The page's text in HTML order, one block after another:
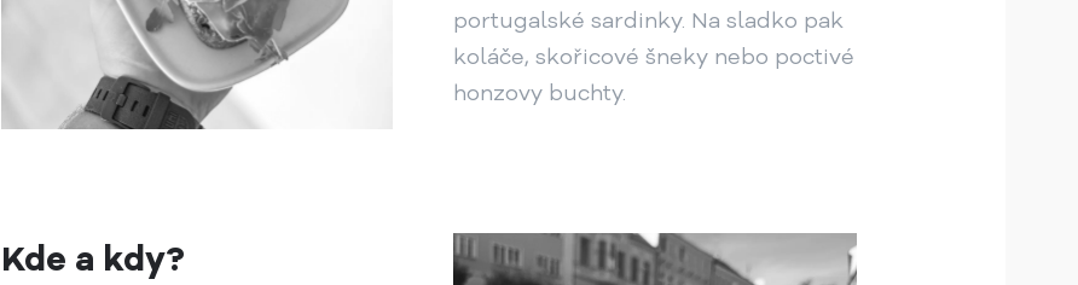
portugalské sardinky. Na sladko pak
koláče, skořicové šneky nebo poctivé
honzovy buchty.
Kde a kdy?